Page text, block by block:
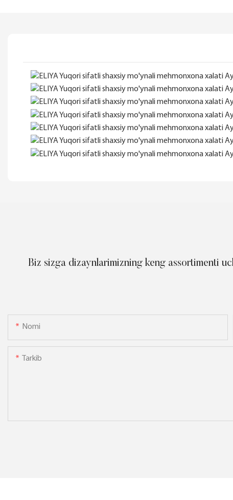
Biz sizga dizaynlarimizning keng assortimenti
Nomi
Tarkib